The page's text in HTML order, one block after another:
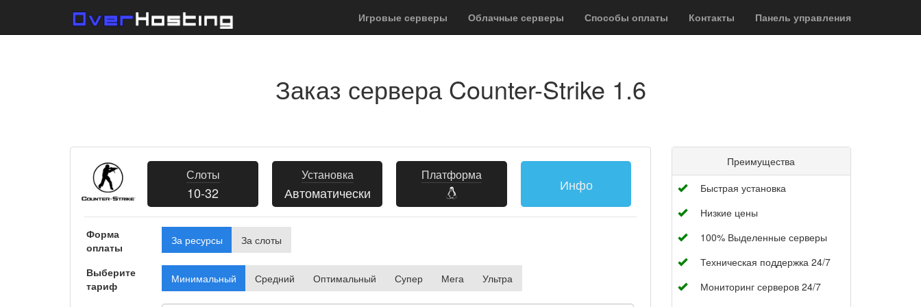
Игровые серверы Облачные серверы Способы оплаты Контакты Панель управления
Заказ сервера Counter-Strike 1.6
Слоты
10-32
Установка
Автоматически
Платформа
Инфо
Форма
оплаты
За ресурсы За слоты
Выберите
тариф
Минимальный Средний Оптимальный Супер Мега Ультра
Преимущества
Быстрая установка
Низкие цены
100% Выделенные серверы
Техническая поддержка 24/7
Мониторинг серверов 24/7